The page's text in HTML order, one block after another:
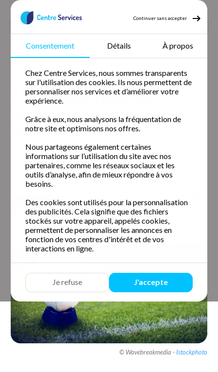
Continuer sans accepter
Consentement Détails À propos
Chez Centre Services, nous sommes transparents
sur l'utilisation des cookies. Ils nous permettent de
personnaliser nos services et d’améliorer votre
expérience.
Grâce à eux, nous analysons la fréquentation de
notre site et optimisons nos offres.
Nous partageons également certaines
informations sur l’utilisation du site avec nos
partenaires, comme les réseaux sociaux et les
outils d’analyse, afin de mieux répondre à vos
besoins.
Des cookies sont utilisés pour la personnalisation
des publicités. Cela signifie que des fichiers
stockés sur votre appareil, appelés cookies,
permettent de personnaliser les annonces en
fonction de vos centres d'intérêt et de vos
interactions en ligne.
Je refuse J'accepte
À Toulouse, le rugby est partout pour la Coupe du Monde 2023 !
À Toulouse, le rugby est
partout pour la Coupe du
Monde 2023 !
Pour la Coupe du Monde de Rugby 2023, Toulouse est plus
que jamais en effervescence. Au Village Rugby comme en
ville, les animations se multiplient…
© Wavebreakmedia - Istockphoto